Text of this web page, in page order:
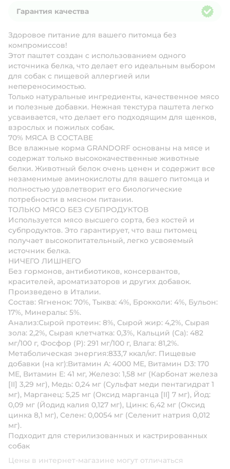
Гарантия качества
Здоровое питание для вашего питомца без
компромиссов!
Этот паштет создан с использованием одного
источника белка, что делает его идеальным выбором
для собак с пищевой аллергией или
непереносимостью.
Только натуральные ингредиенты, качественное мясо
и полезные добавки. Нежная текстура паштета легко
усваивается, что делает его подходящим для щенков,
взрослых и пожилых собак.
70% МЯСА В СОСТАВЕ
Все влажные корма GRANDORF основаны на мясе и
содержат только высококачественные животные
белки. Животный белок очень ценен и содержит все
незаменимые аминокислоты для вашего питомца и
полностью удовлетворит его биологические
потребности в мясном питании.
ТОЛЬКО МЯСО БЕЗ СУБПРОДУКТОВ
Используется мясо высшего сорта, без костей и
субпродуктов. Это гарантирует, что ваш питомец
получает высокопитательный, легко усвояемый
источник белка.
НИЧЕГО ЛИШНЕГО
Без гормонов, антибиотиков, консервантов,
красителей, ароматизаторов и других добавок.
Произведено в Италии.
Состав: Ягненок: 70%, Тыква: 4%, Брокколи: 4%, Бульон:
17%, Минералы: 5%.
Анализ:Сырой протеин: 8%, Сырой жир: 4,2%, Сырая
зола: 2,2%, Сырая клетчатка: 0,3%, Кальций (Ca): 482
мг/100 г, Фосфор (P): 291 мг/100 г, Влага: 81,2%.
Метаболическая энергия:833,7 ккал/кг. Пищевые
добавки (на кг):Витамин A: 4000 МЕ, Витамин D3: 170
МЕ, Витамин E: 41 мг, Железо: 1,58 мг (Карбонат железа
[II] 3,29 мг), Медь: 0,24 мг (Сульфат меди пентагидрат 1
мг), Марганец: 5,25 мг (Оксид марганца [II] 7 мг), Йод:
0,09 мг (Йодид калия 0,127 мг), Цинк: 6,42 мг (Оксид
цинка 8,1 мг), Селен: 0,0054 мг (Селенит натрия 0,012
мг).
Подходит для стерилизованных и кастрированных
собак
Цены в интернет-магазине могут отличаться